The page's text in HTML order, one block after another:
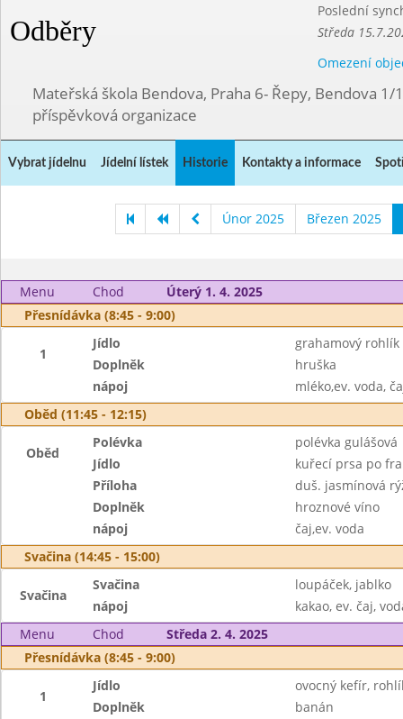
Odběry
Poslední
Středa
Omezení
Mateřská škola Bendova, Praha 6- Řepy, Bendova 1/
příspěvková organizace
Vybrat jídelnu Jídelní lístek Historie Kontakty a informace
Únor 2025 Březen 2025
Menu Chod
Úterý 1. 4. 2025
Přesnídávka (8:45 - 9:00)
1
Jídlo
grahamový rohlík
Doplněk
hruška
nápoj
mléko,ev. voda,
Oběd (11:45 - 12:15)
Oběd
Polévka
polévka gulášová
Jídlo
kuřecí prsa po
Příloha
duš. jasmínová
Doplněk
hroznové víno
nápoj
čaj,ev. voda
Svačina (14:45 - 15:00)
Svačina
Svačina
loupáček, jablko
nápoj
kakao, ev. čaj,
Menu
Chod
Středa 2. 4. 2025
Přesnídávka (8:45 - 9:00)
1
Jídlo
ovocný kefír,
Doplněk
banán